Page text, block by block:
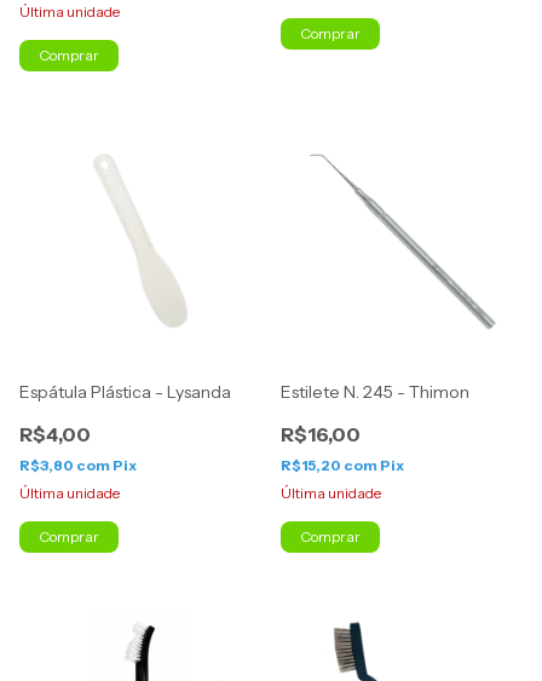
Última unidade
Comprar
Comprar
Espátula Plástica - Lysanda
R$4,00
R$3,80 com Pix
Última unidade
Comprar
Estilete N. 245 - Thimon
R$16,00
R$15,20 com Pix
Última unidade
Comprar